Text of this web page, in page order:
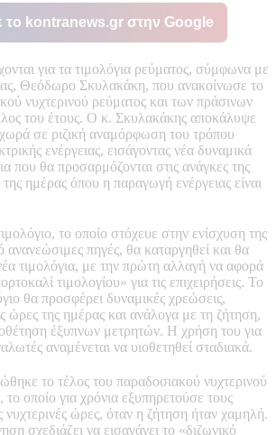
το kontranews.gr στην Google
για τα τιμολόγια ρεύματος, σύμφωνα με
Θεόδωρο Σκυλακάκη, που ανακοίνωσε το
νυχτερινού ρεύματος και των πράσινων
του έτους. Ο κ. Σκυλακάκης αποκάλυψε
σε ριζική αναμόρφωση του τρόπου
ενέργειας, εισάγοντας νέα δυναμικά
που θα προσαρμόζονται στις ανάγκες της
ημέρας όπου η παραγωγή ενέργειας είναι
το οποίο στόχευε στην ενίσχυση της
ανανεώσιμες πηγές, θα καταργηθεί και θα
τιμολόγια, με την πρώτη αλλαγή να αφορά
τιμολογίου» για τις επιχειρήσεις. Το
θα προσφέρει δυναμικές χρεώσεις,
ώρες της ημέρας και ανάλογα με τη ζήτηση,
έξυπνων μετρητών. Η χρήση του για
αναμένεται να υιοθετηθεί σταδιακά.
το τέλος του παραδοσιακού νυχτερινού
το οποίο για χρόνια εξυπηρετούσε τους
νυχτερινές ώρες, όταν η ζήτηση ήταν χαμηλή.
σχεδιάζει να εισαγάγει το «διζωνικό